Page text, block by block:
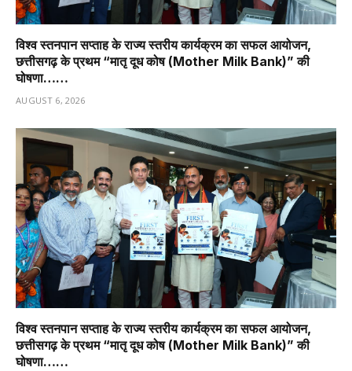
विश्व स्तनपान सप्ताह के राज्य स्तरीय कार्यक्रम का सफल आयोजन,
छत्तीसगढ़ के प्रथम “मातृ दूध कोष (Mother Milk Bank)” की
घोषणा……
AUGUST 6, 2026
विश्व स्तनपान सप्ताह के राज्य स्तरीय कार्यक्रम का सफल आयोजन,
छत्तीसगढ़ के प्रथम “मातृ दूध कोष (Mother Milk Bank)” की
घोषणा……